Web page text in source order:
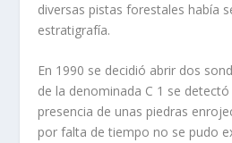
diversas pistas forestales había
estratigrafía.
En 1990 se decidió abrir dos
de la denominada C 1 se
presencia de unas piedras
por falta de tiempo no se pudo